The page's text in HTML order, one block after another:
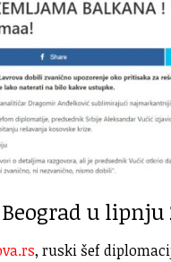
u lipnju
, ruski šef